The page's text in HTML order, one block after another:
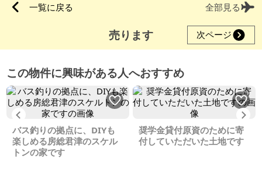
一覧に戻る 全部見る
売ります 次ページ
この物件に興味がある人へおすすめ
Previous
バス釣りの拠点に、DIYも
楽しめる房総君津のスケル
トンの家です
奨学金貸付原資のために寄
付していただいた土地です